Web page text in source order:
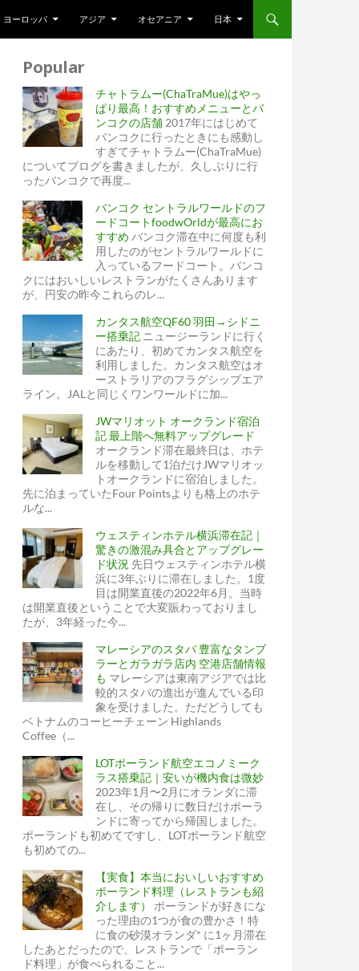
ヨーロッパ アジア オセアニア 日本
Popular
チャトラムー(ChaTraMue)はやっ
ぱり最高！おすすめメニューとバ
ンコクの店舗 2017年にはじめて
バンコクに行ったときにも感動し
すぎてチャトラムー(ChaTraMue)
についてブログを書きましたが、久しぶりに行
ったバンコクで再度...
バンコク セントラルワールドのフ
ードコートfoodwOrldが最高にお
すすめ バンコク滞在中に何度も利
用したのがセントラルワールドに
入っているフードコート。バンコ
クにはおいしいレストランがたくさんあります
が、円安の昨今これらのレ...
カンタス航空QF60 羽田→シドニ
ー搭乗記 ニュージーランドに行く
にあたり、初めてカンタス航空を
利用しました。カンタス航空はオ
ーストラリアのフラグシップエア
ライン。JALと同じくワンワールドに加...
JWマリオット オークランド宿泊
記 最上階へ無料アップグレード
オークランド滞在最終日は、ホテ
ルを移動して1泊だけJWマリオッ
トオークランドに宿泊しました。
先に泊まっていたFour Pointsよりも格上のホテ
ルな...
ウェスティンホテル横浜滞在記｜
驚きの激混み具合とアップグレー
ド状況 先日ウェスティンホテル横
浜に3年ぶりに滞在しました。1度
目は開業直後の2022年6月。当時
は開業直後ということで大変賑わっておりまし
たが、3年経った今...
マレーシアのスタバ 豊富なタンブ
ラーとガラガラ店内 空港店舗情報
も マレーシアは東南アジアでは比
較的スタバの進出が進んでいる印
象を受けました。ただどうしても
ベトナムのコーヒーチェーン Highlands
Coffee（...
LOTポーランド航空エコノミーク
ラス搭乗記｜安いが機内食は微妙
2023年1月〜2月にオランダに滞
在し、その帰りに数日だけポーラ
ンドに寄ってから帰国しました。
ポーランドも初めてですし、LOTポーランド航空
も初めての...
【実食】本当においしいおすすめ
ポーランド料理（レストランも紹
介します）
ポーランドが好きにな
った理由の1つが食の豊かさ！特
に食の砂漠オランダ* に1ヶ月滞在
したあとだったので、レストランで「ポーラン
ド料理」が食べられること...